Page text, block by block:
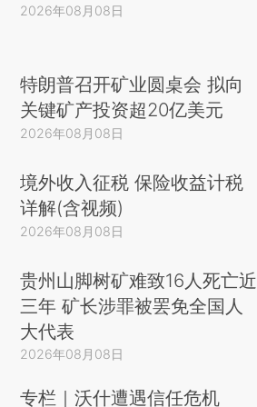
2026年08月08日
特朗普召开矿业圆桌会 拟向
关键矿产投资超20亿美元
2026年08月08日
境外收入征税 保险收益计税
详解(含视频)
2026年08月08日
贵州山脚树矿难致16人死亡近
三年 矿长涉罪被罢免全国人
大代表
2026年08月08日
专栏｜沃什遭遇信任危机